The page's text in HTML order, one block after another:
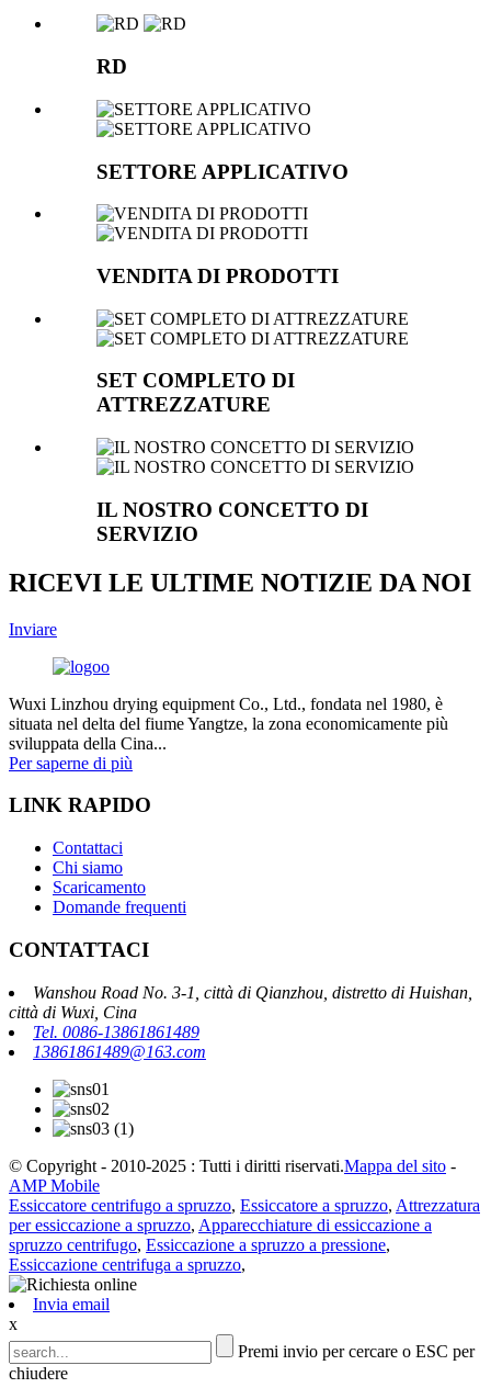
RD
SETTORE APPLICATIVO
VENDITA DI PRODOTTI
SET COMPLETO DI
ATTREZZATURE
IL NOSTRO CONCETTO DI
SERVIZIO
RICEVI LE ULTIME NOTIZIE DA NOI
Inviare
Wuxi Linzhou drying equipment Co., Ltd., fondata nel 1980, è
situata nel delta del fiume Yangtze, la zona economicamente più
sviluppata della Cina...
Per saperne di più
LINK RAPIDO
Contattaci
Chi siamo
Scaricamento
Domande frequenti
CONTATTACI
Wanshou Road No. 3-1, città di Qianzhou, distretto di Huishan,
città di Wuxi, Cina
Tel. 0086-13861861489
13861861489@163.com
© Copyright - 2010-2025 : Tutti i diritti riservati.Mappa del sito -
AMP Mobile
Essiccatore centrifugo a spruzzo, Essiccatore a spruzzo, Attrezzatura
per essiccazione a spruzzo, Apparecchiature di essiccazione a
spruzzo centrifugo, Essiccazione a spruzzo a pressione,
Essiccazione centrifuga a spruzzo,
Invia email
x
Premi invio per cercare o ESC per
chiudere